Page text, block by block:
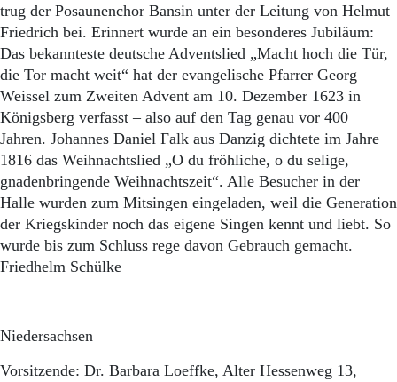
trug der Posaunenchor Bansin unter der Leitung von Helmut
Friedrich bei. Erinnert wurde an ein besonderes Jubiläum:
Das bekannteste deutsche Adventslied „Macht hoch die Tür,
die Tor macht weit“ hat der evangelische Pfarrer Georg
Weissel zum Zweiten Advent am 10. Dezember 1623 in
Königsberg verfasst – also auf den Tag genau vor 400
Jahren. Johannes Daniel Falk aus Danzig dichtete im Jahre
1816 das Weihnachtslied „O du fröhliche, o du selige,
gnadenbringende Weihnachtszeit“. Alle Besucher in der
Halle wurden zum Mitsingen eingeladen, weil die Generation
der Kriegskinder noch das eigene Singen kennt und liebt. So
wurde bis zum Schluss rege davon Gebrauch gemacht.
Friedhelm Schülke
Niedersachsen
Vorsitzende: Dr. Barbara Loeffke, Alter Hessenweg 13,